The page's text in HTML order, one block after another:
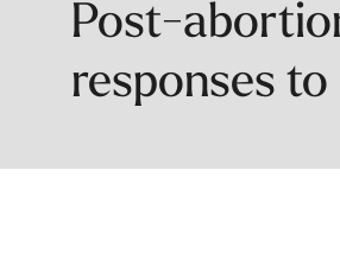
Post-
responses